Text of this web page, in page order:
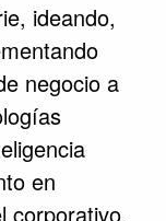
ideando,
negocio a
en
corporativo,